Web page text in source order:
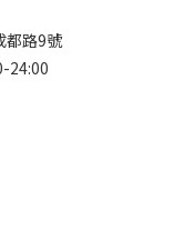
都路9號
24:00